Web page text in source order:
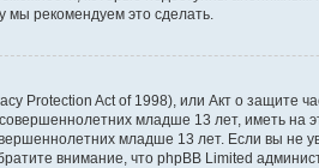
мы рекомендуем это сделать.
Protection Act of 1998), или Акт о защите
младше 13 лет, иметь на
младше 13 лет. Если вы не
внимание, что phpBB Limited